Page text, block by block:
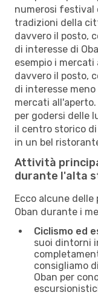
numerosi festival
tradizioni della
davvero il posto,
di interesse di
esempio i
davvero il posto,
di interesse
mercati
per godersi delle
il centro storico di
in un bel
Attività
durante l'alta
Ecco alcune
Oban durante i
Ciclismo ed
suoi dintorni
consigliamo
Oban per